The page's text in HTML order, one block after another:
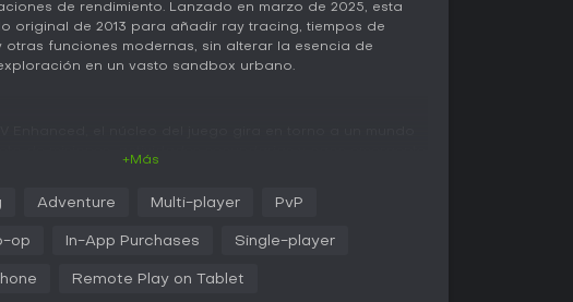
de rendimiento. Lanzado en marzo de 2025, esta
original de 2013 para añadir ray tracing, tiempos de
funciones modernas, sin alterar la esencia de
en un vasto sandbox urbano.
con criminales, agentes gubernamentales y figuras
de cobertura, la conducción de un amplio abanico de
los objetivos.
+Más
Adventure Multi-player PvP
op In-App Purchases Single-player
Remote Play on Tablet